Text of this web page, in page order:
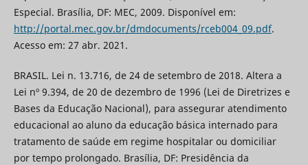
Especial. Brasília, DF: MEC, 2009. Disponível em:
http://portal.mec.gov.br/dmdocuments/rceb004_09.pdf.
Acesso em: 27 abr. 2021.
BRASIL. Lei n. 13.716, de 24 de setembro de 2018. Altera a
Lei nº 9.394, de 20 de dezembro de 1996 (Lei de Diretrizes e
Bases da Educação Nacional), para assegurar atendimento
educacional ao aluno da educação básica internado para
tratamento de saúde em regime hospitalar ou domiciliar
por tempo prolongado. Brasília, DF: Presidência da